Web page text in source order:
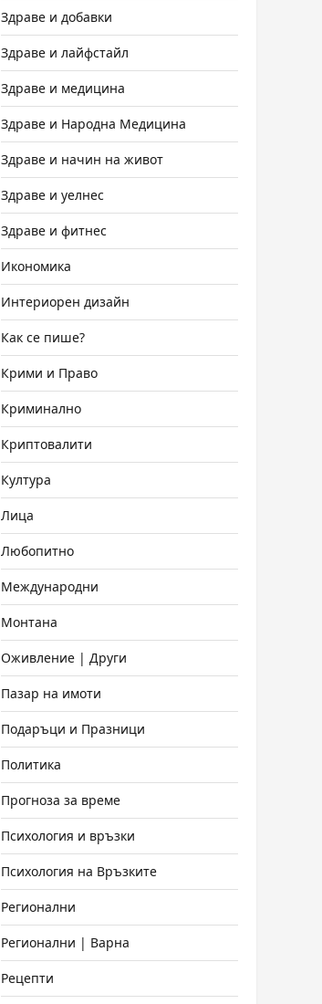
Здраве и добавки
Здраве и лайфстайл
Здраве и медицина
Здраве и Народна Медицина
Здраве и начин на живот
Здраве и уелнес
Здраве и фитнес
Икономика
Интериорен дизайн
Как се пише?
Крими и Право
Криминално
Криптовалити
Култура
Лица
Любопитно
Международни
Монтана
Оживление | Други
Пазар на имоти
Подаръци и Празници
Политика
Прогноза за време
Психология и връзки
Психология на Връзките
Регионални
Регионални | Варна
Рецепти